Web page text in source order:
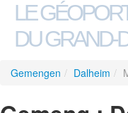
LE
DU GRAND-
Gemengen / Dalheim /